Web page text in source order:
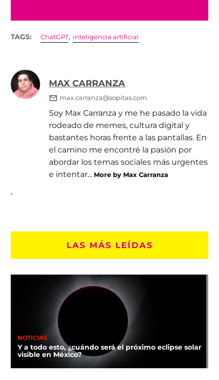
TAGS: ChatGPT, inteligencia artificial
MAX CARRANZA
max.carranza@sopitas.com
Soy Max Carranza y me he pasado la vida
rodeado de memes, cultura digital y
bastantes horas frente a las pantallas. En
el camino me encontré la pasión por
abordar los temas sociales más urgentes
e intentar... More by Max Carranza
LAS MÁS LEÍDAS
NOTICIAS
Y a todo esto, ¿cuándo será el próximo eclipse solar
visible en México?